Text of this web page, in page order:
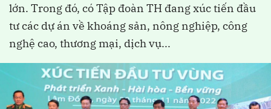
lớn. Trong đó, có Tập đoàn TH đang xúc tiến đầu
tư các dự án về khoáng sản, nông nghiệp, công
nghệ cao, thương mại, dịch vụ...